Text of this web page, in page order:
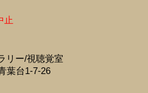
リー/視聴覚室
葉台1-7-26